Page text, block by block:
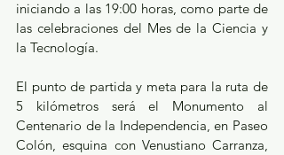
iniciando a las 19:00 horas, como parte de
las celebraciones del Mes de la Ciencia y
la Tecnología.
El punto de partida y meta para la ruta de
5 kilómetros será el Monumento al
Centenario de la Independencia, en Paseo
Colón, esquina con Venustiano Carranza,